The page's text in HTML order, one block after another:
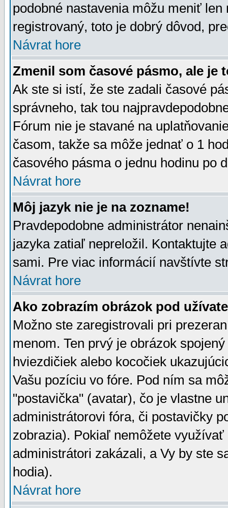
podobné nastavenia môžu meniť
registrovaný, toto je dobrý dôvod,
Návrat hore
Zmenil som časové pásmo, ale je
Ak ste si istí, že ste zadali časové
správneho, tak tou
Fórum nie je stavané na
časom, takže sa môže jednať o 1
časového pásma o jednu hodinu po
Návrat hore
Môj jazyk nie je na zozname!
Pravdepodobne administrátor
jazyka zatiaľ nepreložil. Kontaktujte
sami. Pre viac informácií navštívte
Návrat hore
Ako zobrazím obrázok pod
Možno ste zaregistrovali pri
menom. Ten prvý je obrázok
hviezdičiek alebo kocočiek
Vašu pozíciu vo fóre. Pod ním sa
"postavička" (avatar), čo je vlastne
administrátorovi fóra, či postavičky
zobrazia). Pokiaľ nemôžete
administrátori zakázali, a Vy by ste
hodia).
Návrat hore